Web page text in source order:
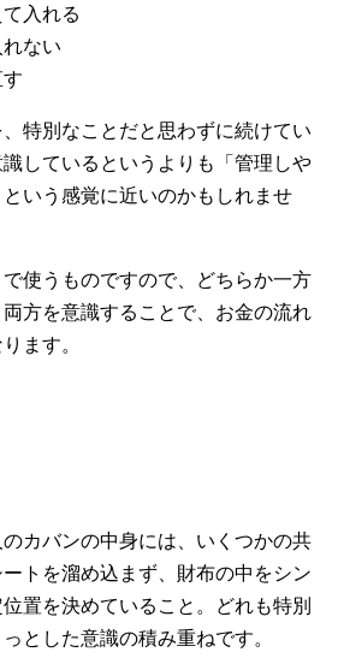
入れる
れない
特別なことだと思わずに続けてい
しているというよりも「管理しや
いう感覚に近いのかもしれませ
使うものですので、どちらか一方
方を意識することで、お金の流れ
ます。
カバンの中身には、いくつかの共
トを溜め込まず、財布の中をシン
置を決めていること。どれも特別
とした意識の積み重ねです。